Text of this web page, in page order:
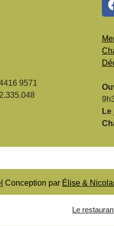
9571
| Conception par Élise &
Le